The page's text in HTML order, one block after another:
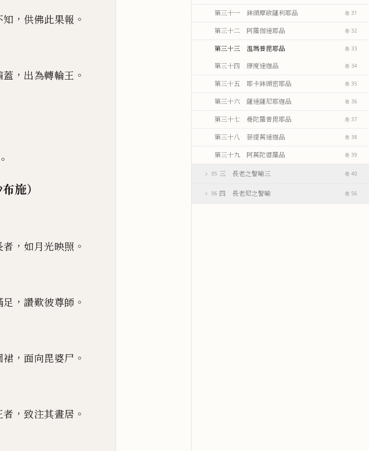
知 ， 供佛此果報 。
蓋 ， 出為轉輪王 。
。
施）
者 ， 如月光映照 。
足 ， 讚歎彼尊師 。
裙 ， 面向毘婆尸 。
者 ， 致注其晝居 。
第三十一 鉢頭摩啟薩利耶品 卷 31
第三十二 阿羅伽達耶品 卷 32
第三十三 溫瑪普毘耶品 卷 33
第三十四 康度達迦品 卷 34
第三十五 耶卡鉢頭密耶品 卷 35
第三十六 薩達薩尼耶迦品 卷 36
第三十七 曼陀羅普毘耶品 卷 37
第三十八 菩提萬達迦品 卷 38
第三十九 阿萬陀婆羅品 卷 39
05 三 長老之譬喻三 卷 40
06 四 長老尼之譬喻 卷 56